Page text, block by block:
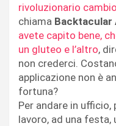
rivoluzionario
chiama Backtacular
avete capito bene,
un gluteo e l’altro,
non crederci.
applicazione non è
fortuna?
Per andare in
lavoro, ad una